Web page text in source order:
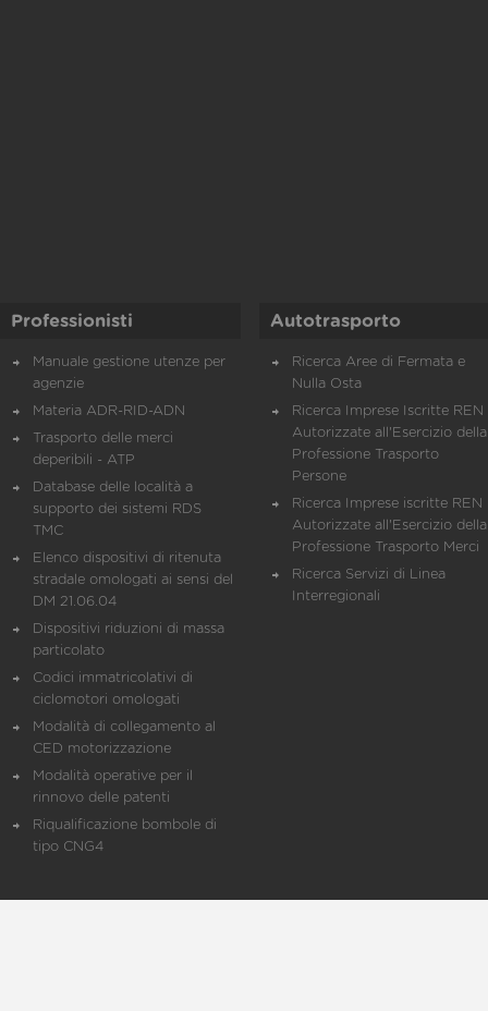
Professionisti
Manuale gestione utenze per
agenzie
Materia ADR-RID-ADN
Trasporto delle merci
deperibili - ATP
Database delle località a
supporto dei sistemi RDS
TMC
Elenco dispositivi di ritenuta
stradale omologati ai sensi del
DM 21.06.04
Dispositivi riduzioni di massa
particolato
Codici immatricolativi di
ciclomotori omologati
Modalità di collegamento al
CED motorizzazione
Modalità operative per il
rinnovo delle patenti
Riqualificazione bombole di
tipo CNG4
Autotrasporto
Ricerca Aree di Fermata e
Nulla Osta
Ricerca Imprese Iscritte REN
Autorizzate all'Esercizio della
Professione Trasporto
Persone
Ricerca Imprese iscritte REN
Autorizzate all'Esercizio della
Professione Trasporto Merci
Ricerca Servizi di Linea
Interregionali